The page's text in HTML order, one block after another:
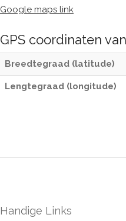
Google maps link
GPS coordinaten van
Breedtegraad (latitude)
Lengtegraad (longitude)
Handige Links